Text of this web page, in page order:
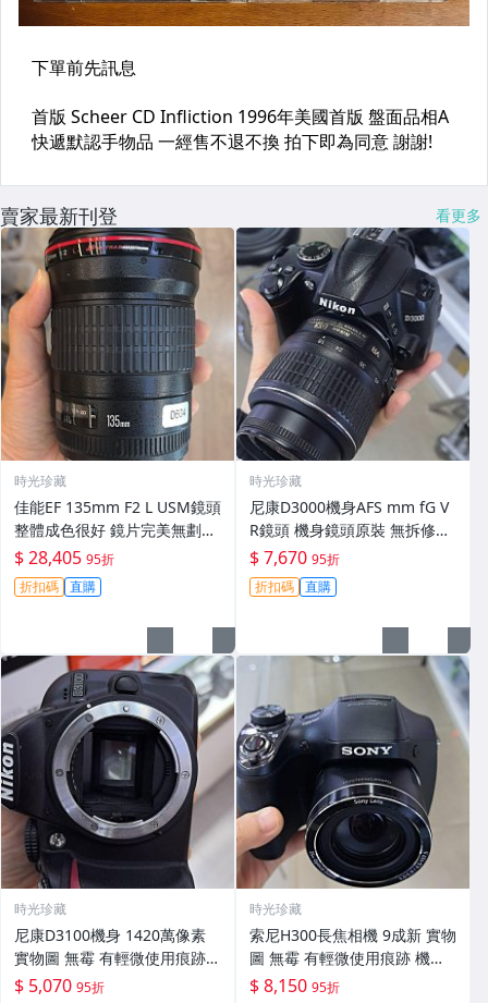
賣家最新刊登 看更多
時光珍藏
佳能EF 135mm F2 L USM鏡頭
整體成色很好 鏡片完美無劃痕
功能一切正常 無拆修無-3430
$ 28,405 95折
折扣碼 直購
時光珍藏
尼康D3000機身AFS mm fG V
R鏡頭 機身鏡頭原裝 無拆修無
翻新 有輕微使用痕跡 鏡頭-34
30
$ 7,670 95折
折扣碼 直購
時光珍藏
尼康D3100機身 1420萬像素
實物圖 無霉 有輕微使用痕跡
機身原裝 無拆修無翻新 臨-34
$ 5,070 95折
時光珍藏
索尼H300長焦相機 9成新 實物
圖 無霉 有輕微使用痕跡 機身
鏡頭原裝 無拆修無翻新-3430
$ 8,150 95折